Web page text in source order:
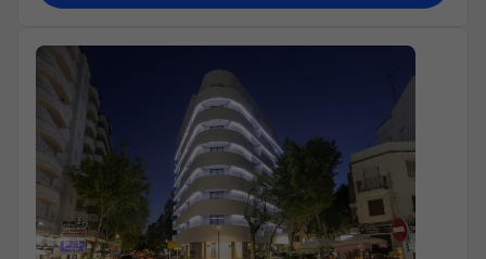
Agências
Contactos
Apoio ao cliente em Portugal
218 925 471
Custo de uma chamada para a rede fixa nacional.
Apoio ao cliente no Estrangeiro